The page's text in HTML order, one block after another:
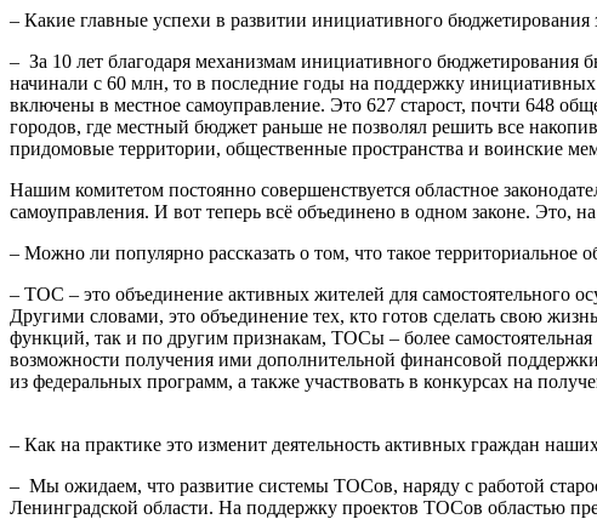
– Какие главные успехи в развитии инициативного бюджетирования
– За 10 лет благодаря механизмам инициативного бюджетирования
начинали с 60 млн, то в последние годы на поддержку
включены в местное самоуправление. Это 627 старост, почти 648
городов, где местный бюджет раньше не позволял решить все
придомовые территории, общественные пространства и воинские
Нашим комитетом постоянно совершенствуется областное
самоуправления. И вот теперь всё объединено в одном законе. Это,
– Можно ли популярно рассказать о том, что такое
– ТОС – это объединение активных жителей для самостоятельного
Другими словами, это объединение тех, кто готов сделать свою
функций, так и по другим признакам, ТОСы – более
возможности получения ими дополнительной финансовой
из федеральных программ, а также участвовать в конкурсах на
– Как на практике это изменит деятельность активных граждан
– Мы ожидаем, что развитие системы ТОСов, наряду с работой
Ленинградской области. На поддержку проектов ТОСов областью